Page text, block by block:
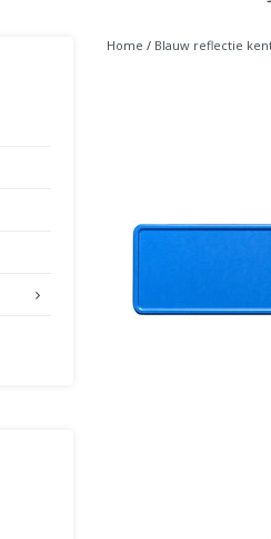
Home / Blauw reflectie